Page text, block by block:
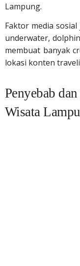
Lampung.
Faktor media
underwater,
membuat banyak
lokasi konten
Penyebab
Wisata